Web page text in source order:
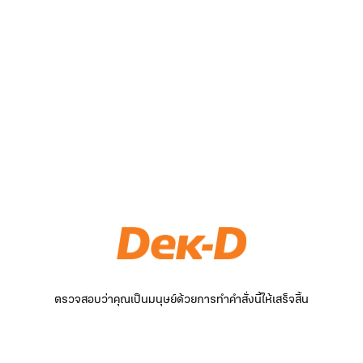
ตรวจสอบว่าคุณเป็นมนุษย์ด้วยการทำคำสั่งนี้ให้เสร็จสิ้น